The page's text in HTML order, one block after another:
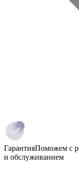
ГарантияПоможем с
и обслуживанием